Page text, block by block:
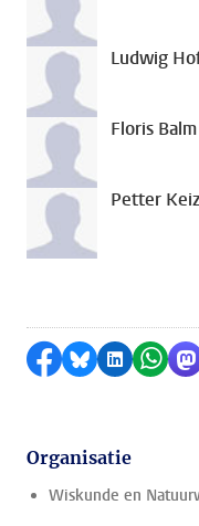
Ludwig
Floris Balm
Petter
Delen op
Delen viaDelen op
Organisatie
Wiskunde en